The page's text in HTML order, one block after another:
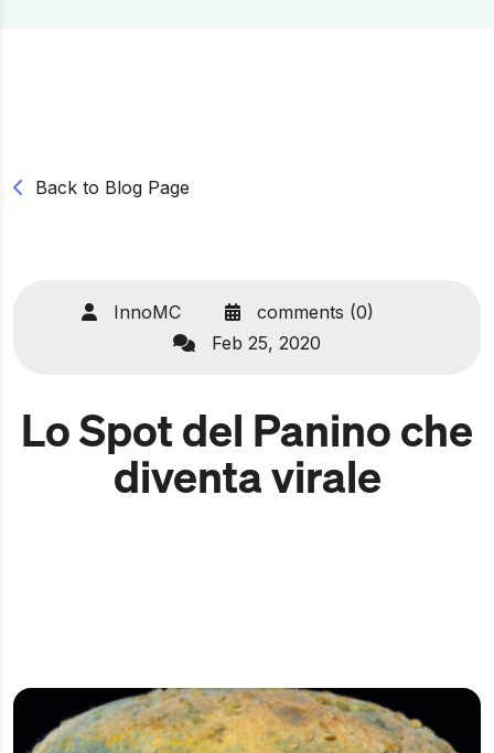
Back to Blog Page
InnoMC
comments (0)
Feb 25, 2020
Lo Spot del Panino che
diventa virale